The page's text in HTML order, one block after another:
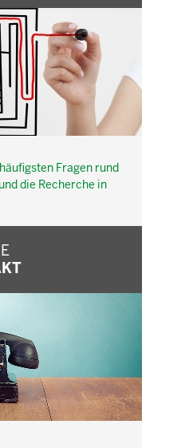
Fragen rund
die Recherche in